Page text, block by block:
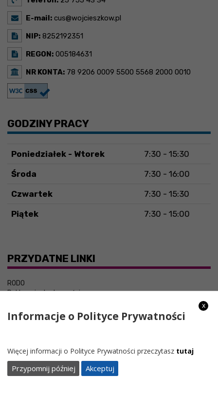
E-mail: cus@wojcieszkow.pl
NIP: 8252192351
REGON: 005184631
NR KONTA: 78 9206 0009 5500 5568 2000 0010
GODZINY PRACY
Poniedziałek - Wtorek 7:30 - 15:30
Środa 7:30 - 16:00
Czwartek 7:30 - 15:30
Piątek 7:30 - 15:00
PRZYDATNE LINKI
RODO
Deklaracja dostępności
x
Informacje o Polityce Prywatności
Więcej informacji o Polityce Prywatności przeczytasz tutaj
Przypomnij później Akceptuj